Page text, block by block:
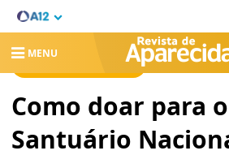
MENU
REVISTA DE APARECIDA
Como doar para o
Santuário